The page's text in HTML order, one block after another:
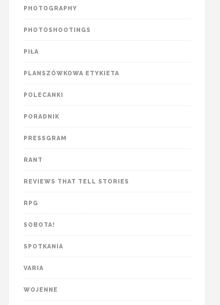
PHOTOGRAPHY
PHOTOSHOOTINGS
PIŁA
PLANSZÓWKOWA ETYKIETA
POLECANKI
PORADNIK
PRESSGRAM
RANT
REVIEWS THAT TELL STORIES
RPG
SOBOTA!
SPOTKANIA
VARIA
WOJENNE